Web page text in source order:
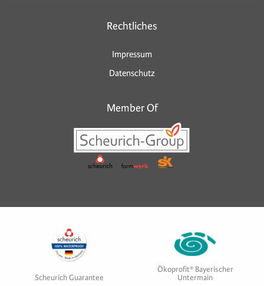
Rechtliches
Impressum
Datenschutz
Member Of
Scheurich Guarantee
Ökoprofit® Bayerischer
Untermain